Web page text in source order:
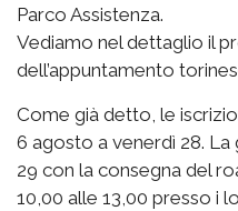
Parco Assistenza.
Vediamo nel dettaglio il
dell’appuntamento
Come già detto, le
6 agosto a venerdì 28.
29 con la consegna del
10,00 alle 13,00 presso i